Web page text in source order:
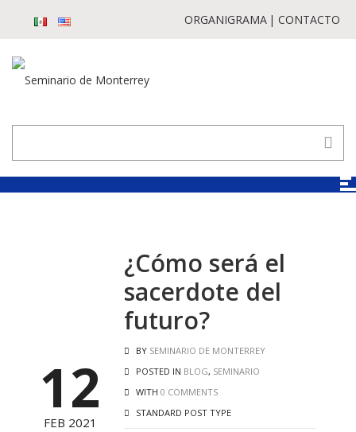
ORGANIGRAMA CONTACTO
12
FEB 2021
¿Cómo será el
sacerdote del
futuro?
BY SEMINARIO DE MONTERREY
POSTED IN BLOG, SEMINARIO
WITH 0 COMMENTS
STANDARD POST TYPE